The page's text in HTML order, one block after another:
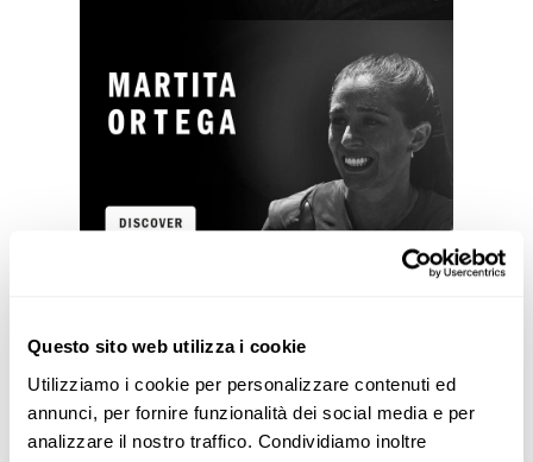
Questo sito web utilizza i cookie
Utilizziamo i cookie per personalizzare contenuti ed
annunci, per fornire funzionalità dei social media e per
analizzare il nostro traffico. Condividiamo inoltre